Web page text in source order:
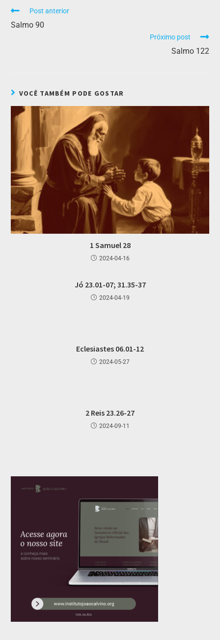
Post anterior
Salmo 90
Próximo post
Salmo 122
VOCÊ TAMBÉM PODE GOSTAR
1 Samuel 28
2024-04-16
Jó 23.01-07; 31.35-37
2024-04-19
Eclesiastes 06.01-12
2024-05-27
2 Reis 23.26-27
2024-09-11